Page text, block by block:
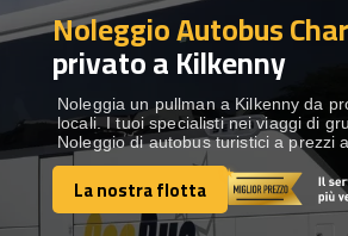
NOLEGGIO AUTOBUS
DESTINAZIONI
FLOTTA
Noleggio Autobus
privato a Kilkenny
Noleggia un pullman a Kilkenny da
locali. I tuoi specialisti nei viaggi di
Noleggio di autobus turistici a prezzi
La nostra flotta
La nostra flotta